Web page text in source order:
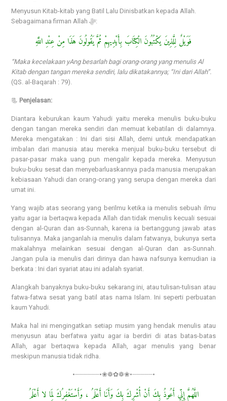
Menyusun Kitab-kitab yang Batil Lalu Dinisbatkan kepada Allah.
Sebagaimana firman Allah ﷻ:
فَوَيْلٌ لِلَّذِينَ يَكْتُبُونَ الْكِتَابَ بِأَيْدِيهِمْ ثُمَّ يَقُولُونَ هَذَا مِنْ عِنْدِ اللَّهِ
“Maka kecelakaan yAng besarlah bagi orang-orang yang menulis Al
Kitab dengan tangan mereka sendiri, lalu dikatakannya; “Ini dari Allah”.
(QS. al-Baqarah : 79).
📃 Penjelasan:
Diantara keburukan kaum Yahudi yaitu mereka menulis buku-buku
dengan tangan mereka sendiri dan memuat kebatilan di dalamnya.
Mereka mengatakan : Ini dari sisi Allah, demi untuk mendapatkan
imbalan dari manusia atau mereka menjual buku-buku tersebut di
pasar-pasar maka uang pun mengalir kepada mereka. Menyusun
buku-buku sesat dan menyebarluaskannya pada manusia merupakan
kebiasaan Yahudi dan orang-orang yang serupa dengan mereka dari
umat ini.
Yang wajib atas seorang yang berilmu ketika ia menulis sebuah ilmu
yaitu agar ia bertaqwa kepada Allah dan tidak menulis kecuali sesuai
dengan al-Quran dan as-Sunnah, karena ia bertanggung jawab atas
tulisannya. Maka janganlah ia menulis dalam fatwanya, bukunya serta
makalahnya melainkan sesuai dengan al-Quran dan as-Sunnah.
Jangan pula ia menulis dari dirinya dan hawa nafsunya kemudian ia
berkata : Ini dari syariat atau ini adalah syariat.
Alangkah banyaknya buku-buku sekarang ini, atau tulisan-tulisan atau
fatwa-fatwa sesat yang batil atas nama Islam. Ini seperti perbuatan
kaum Yahudi.
Maka hal ini mengingatkan setiap musim yang hendak menulis atau
menyusun atau berfatwa yaitu agar ia berdiri di atas batas-batas
Allah, agar bertaqwa kepada Allah, agar menulis yang benar
meskipun manusia tidak ridha.
•┈┈┈┈┈┈•❀❁✿❁❀•┈┈┈┈┈•
اللَّهُمَّ إِنِّي أَعُوذُ بِكَ أَنْ أُشْرِكَ بِكَ وَأَنَا أَعْلَمُ ، وَأَسْتَغْفِرُكَ لِمَا لا أَعْلَمُ